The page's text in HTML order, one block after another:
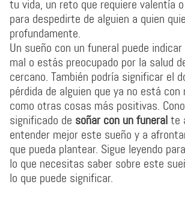
tu vida, un reto que requiere valentía
para despedirte de alguien a quien
profundamente.
Un sueño con un funeral puede
mal o estás preocupado por la salud
cercano. También podría significar el
pérdida de alguien que ya no está
como otras cosas más positivas.
significado de soñar con un funeralte
entender mejor este sueño y a
que pueda plantear. Sigue leyendo
lo que necesitas saber sobre este
lo que puede significar.